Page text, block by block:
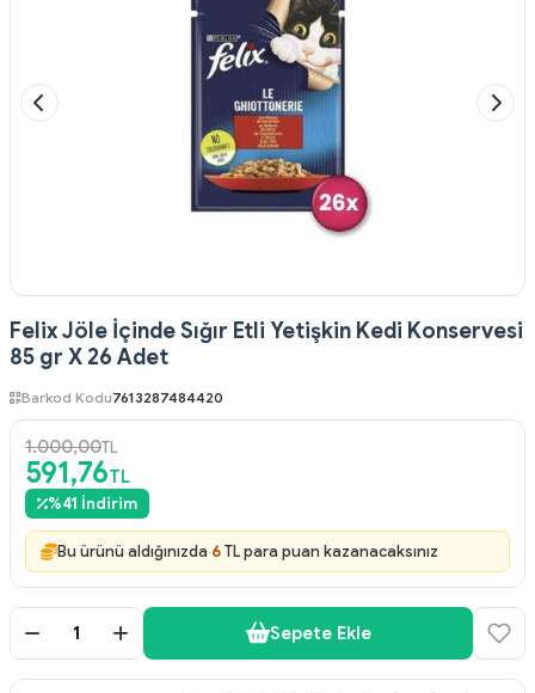
Felix Jöle İçinde Sığır Etli Yetişkin Kedi Konservesi
85 gr X 26 Adet
Barkod Kodu7613287484420
1.000,00TL
591,76TL
%41 İndirim
Bu ürünü aldığınızda 6TL para puan kazanacaksınız
Sepete Ekle